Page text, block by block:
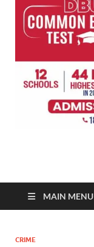
MAIN MENU
CRIME